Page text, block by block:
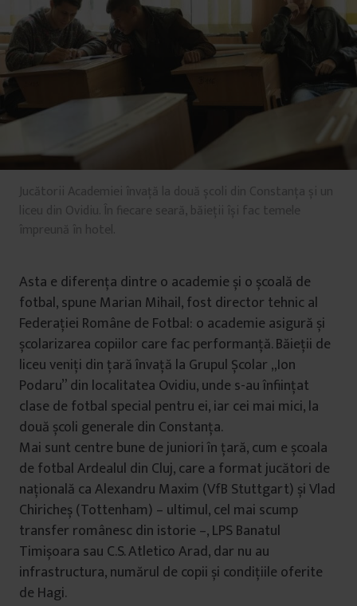
Jucătorii Academiei învață la două școli din Constanța și un
liceu din Ovidiu. În fiecare seară, băieții își fac temele
împreună în hotel.
Asta e diferența dintre o academie și o școală de
fotbal, spune Marian Mihail, fost director tehnic al
Federației Române de Fotbal: o academie asigură și
școlarizarea copiilor care fac performanță. Băieții de
liceu veniți din țară învață la Grupul Școlar „Ion
Podaru” din localitatea Ovidiu, unde s-au înființat
clase de fotbal special pentru ei, iar cei mai mici, la
două școli generale din Constanța.
Mai sunt centre bune de juniori în țară, cum e școala
de fotbal Ardealul din Cluj, care a format jucători de
națională ca Alexandru Maxim (VfB Stuttgart) și Vlad
Chiricheș (Tottenham) – ultimul, cel mai scump
transfer românesc din istorie –, LPS Banatul
Timișoara sau C.S. Atletico Arad, dar nu au
infrastructura, numărul de copii și condițiile oferite
de Hagi.